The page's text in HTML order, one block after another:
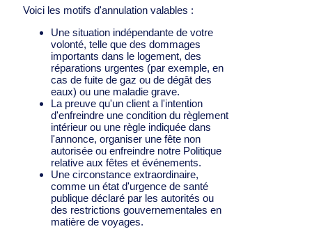
Voici les motifs d'annulation valables :
Une situation indépendante de votre
volonté, telle que des dommages
importants dans le logement, des
réparations urgentes (par exemple, en
cas de fuite de gaz ou de dégât des
eaux) ou une maladie grave.
La preuve qu'un client a l'intention
d'enfreindre une condition du règlement
intérieur ou une règle indiquée dans
l'annonce, organiser une fête non
autorisée ou enfreindre notre Politique
relative aux fêtes et événements.
Une circonstance extraordinaire,
comme un état d'urgence de santé
publique déclaré par les autorités ou
des restrictions gouvernementales en
matière de voyages.